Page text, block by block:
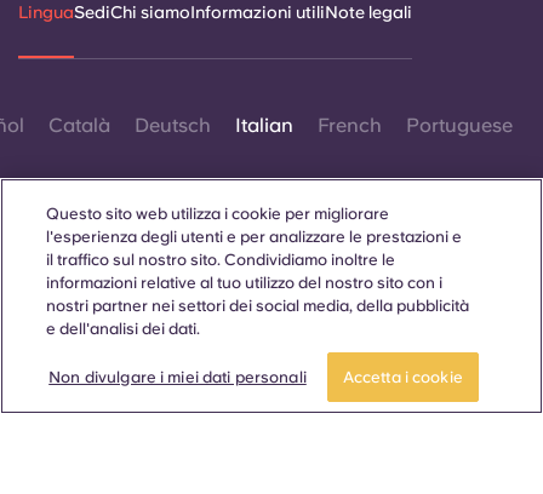
LinguaSediChi siamoInformazioni utiliNote legali
Català Deutsch Italian French Portuguese
Contattaci
Laddove in questo sito web compaiano termini che indicano
Questo sito web utilizza i cookie per migliorare
l'esperienza degli utenti e per analizzare le prestazioni e
il traffico sul nostro sito. Condividiamo inoltre le
informazioni relative al tuo utilizzo del nostro sito con i
nostri partner nei settori dei social media, della pubblicità
e dell'analisi dei dati.
Non divulgare i miei dati personali Accetta i cookie